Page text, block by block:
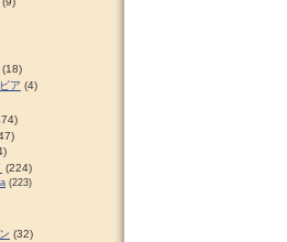
(18)
ア (4)
(224)
(223)
(32)